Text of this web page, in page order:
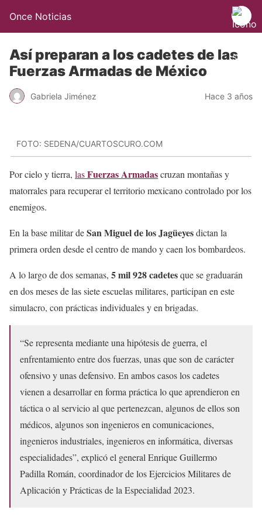
Once Noticias
Así preparan a los cadetes de las
Fuerzas Armadas de México
Gabriela Jiménez Hace 3 años
FOTO: SEDENA/CUARTOSCURO.COM
Por cielo y tierra, lasFuerzas Armadascruzan montañas y
matorrales para recuperar el territorio mexicano controlado por los
enemigos.
En la base militar deSan Miguel de los Jagüeyesdictan la
primera orden desde el centro de mando y caen los bombardeos.
A lo largo de dos semanas, 5 mil 928 cadetesque se graduarán
en dos meses de las siete escuelas militares, participan en este
simulacro, con prácticas individuales y en brigadas.
“Se representa mediante una hipótesis de guerra, el
enfrentamiento entre dos fuerzas, unas que son de carácter
ofensivo y unas defensivo. En ambos casos los cadetes
vienen a desarrollar en forma práctica lo que aprendieron en
táctica o al servicio al que pertenezcan, algunos de ellos son
médicos, algunos son ingenieros en comunicaciones,
ingenieros industriales, ingenieros en informática, diversas
especialidades”, explicó el general Enrique Guillermo
Padilla Román, coordinador de los Ejercicios Militares de
Aplicación y Prácticas de la Especialidad 2023.